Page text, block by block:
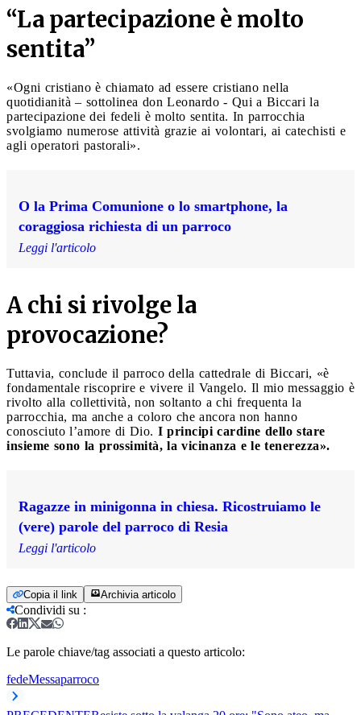
“La partecipazione è molto
sentita”
«Ogni cristiano è chiamato ad essere cristiano nella
quotidianità – sottolinea don Leonardo - Qui a Biccari la
partecipazione dei fedeli è molto sentita. In parrocchia
svolgiamo numerose attività grazie ai volontari, ai catechisti e
agli operatori pastorali».
O la Prima Comunione o lo smartphone, la
coraggiosa richiesta di un parroco
Leggi l'articolo
A chi si rivolge la
provocazione?
Tuttavia, conclude il parroco della cattedrale di Biccari, «è
fondamentale riscoprire e vivere il Vangelo. Il mio messaggio è
rivolto alla collettività, non soltanto a chi frequenta la
parrocchia, ma anche a coloro che ancora non hanno
conosciuto l’amore di Dio. I principi cardine dello stare
insieme sono la prossimità, la vicinanza e le tenerezza».
Ragazze in minigonna in chiesa. Ricostruiamo le
(vere) parole del parroco di Resia
Leggi l'articolo
Copia il link Archivia articolo
Condividi su :
Le parole chiave/tag associati a questo articolo:
fedeMessaparroco